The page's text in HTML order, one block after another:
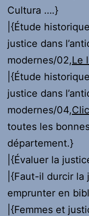
Cultura ….}
|{Étude
justice dans
modernes/02,Le
|{Étude
justice dans
modernes/04,
toutes les
département.}
|{Évaluer la
|{Faut-il durcir la
emprunter en
|{Femmes et